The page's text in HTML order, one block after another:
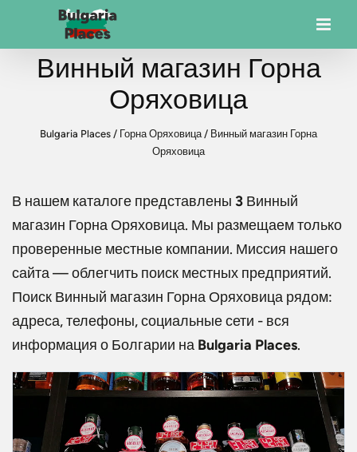
Винный магазин Горна
Оряховица
Bulgaria Places / Горна Оряховица/ Винный магазин Горна
Оряховица
В нашем каталоге представлены 3 Винный
магазин Горна Оряховица. Мы размещаем только
проверенные местные компании. Миссия нашего
сайта — облегчить поиск местных предприятий.
Поиск Винный магазин Горна Оряховица рядом:
адреса, телефоны, социальные сети - вся
информация о Болгарии на Bulgaria Places.